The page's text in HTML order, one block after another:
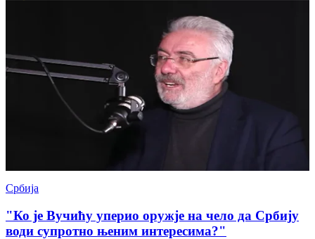
Србија
"Ко је Вучићу уперио оружје на чело да Србију
води супротно њеним интересима?"